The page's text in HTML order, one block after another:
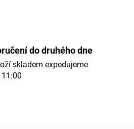
do druhého dne
skladem expedujeme